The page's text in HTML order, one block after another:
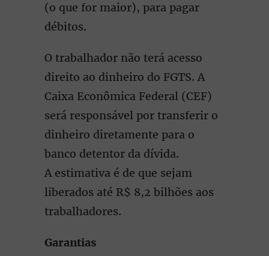
(o que for maior), para pagar
débitos.
O trabalhador não terá acesso
direito ao dinheiro do FGTS. A
Caixa Econômica Federal (CEF)
será responsável por transferir o
dinheiro diretamente para o
banco detentor da dívida.
A estimativa é de que sejam
liberados até R$ 8,2 bilhões aos
trabalhadores.
Garantias